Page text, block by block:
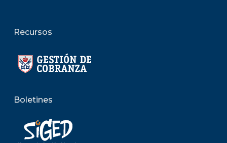
Recursos
Boletines